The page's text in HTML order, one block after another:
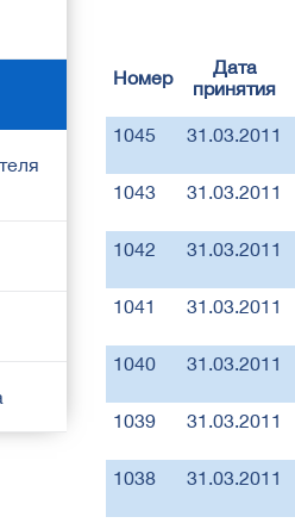
Номер
Дата
принятия
1045
31.03.2011
1043
31.03.2011
1042
31.03.2011
1041
31.03.2011
1040
31.03.2011
1039
31.03.2011
1038
31.03.2011